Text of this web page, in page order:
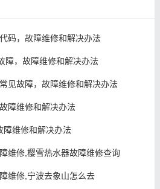
码，故障维修和解决办法
障，故障维修和解决办法
见故障，故障维修和解决办法
障维修和解决办法
障维修和解决办法
维修,樱雪热水器故障维修查询
维修,宁波去象山怎么去